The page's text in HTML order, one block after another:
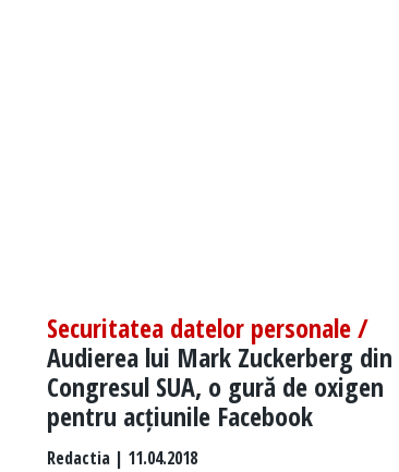
Securitatea datelor personale /
Audierea lui Mark Zuckerberg din
Congresul SUA, o gură de oxigen
pentru acțiunile Facebook
Redactia| 11.04.2018